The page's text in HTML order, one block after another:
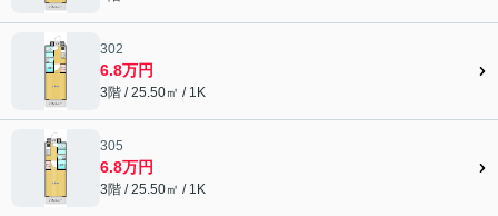
302
6.8万円
3階 / 25.50㎡ / 1K
305
6.8万円
3階 / 25.50㎡ / 1K